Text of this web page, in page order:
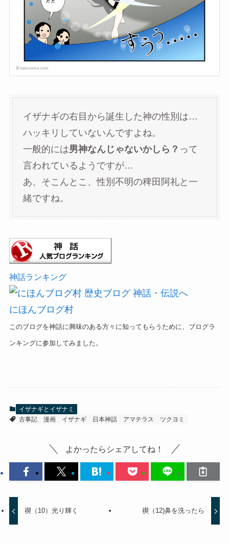
イザナギの右目から誕生した神の性別は…
ハッキリしていないんですよね。
一般的には男神なんじゃないかしら？ って
言われているようですが…
あ、そこんとこ、性別不明の稗田阿礼と一
緒ですね。
神話ランキング
にほんブログ村
このブログを神話に興味のある方々に知ってもらうために、ブログラ
ンキングに参加してみました。
イザナギとイザナミ
古事記
漫画 イザナギ 日本神話 アマテラス ツクヨミ
よかったらシェアしてね！
禊（10）光り輝く 禊（12)鼻を洗ったら